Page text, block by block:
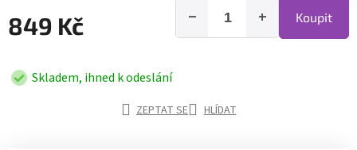
849 Kč +
− Koupit
Skladem, ihned k odeslání
ZEPTAT SE HLÍDAT